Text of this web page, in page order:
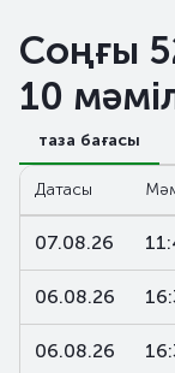
Соңғы
10
таза бағасы
Датасы
07.08.26
06.08.26
06.08.26